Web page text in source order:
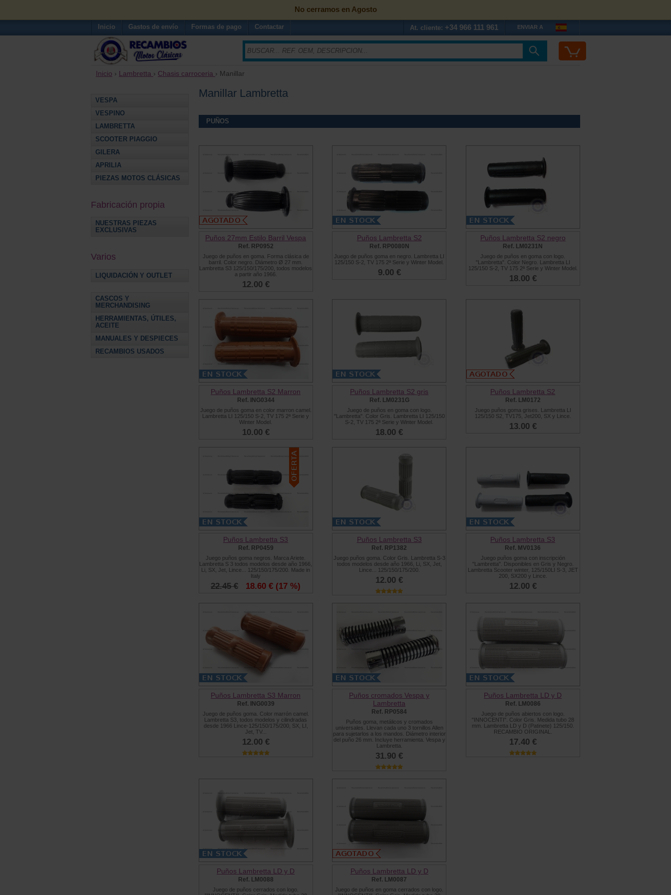
No cerramos en Agosto
Inicio Gastos de envío Formas de pago Contactar At. cliente: +34 966 111 961 ENVIAR A
Inicio › Lambretta › Chasis carroceria › Manillar
VESPA
VESPINO
LAMBRETTA
SCOOTER PIAGGIO
GILERA
APRILIA
PIEZAS MOTOS CLÁSICAS
Fabricación propia
NUESTRAS PIEZAS
EXCLUSIVAS
Varios
LIQUIDACIÓN Y OUTLET
CASCOS Y
MERCHANDISING
HERRAMIENTAS, ÚTILES,
ACEITE
MANUALES Y DESPIECES
RECAMBIOS USADOS
Manillar Lambretta
PUÑOS
Puños 27mm Estilo Barril Vespa
Ref. RP0952
Juego de puños en goma. Forma clásica de
barril. Color negro. Diámetro Ø 27 mm.
Lambretta S3 125/150/175/200, todos modelos
a partir año 1966.
12.00 €
Puños Lambretta S2
Ref. RP0080N
Juego de puños goma en negro. Lambretta LI
125/150 S-2, TV 175 2ª Serie y Winter Model.
9.00 €
Puños Lambretta S2 negro
Ref. LM0231N
Juego de puños en goma con logo.
"Lambretta". Color Negro. Lambretta LI
125/150 S-2, TV 175 2ª Serie y Winter Model.
18.00 €
Puños Lambretta S2 Marron
Ref. ING0344
Juego de puños goma en color marron camel.
Lambretta LI 125/150 S-2, TV 175 2ª Serie y
Winter Model.
10.00 €
Puños Lambretta S2 gris
Ref. LM0231G
Juego de puños en goma con logo.
"Lambretta". Color Gris. Lambretta LI 125/150
S-2, TV 175 2ª Serie y Winter Model.
18.00 €
Puños Lambretta S2
Ref. LM0172
Juego puños goma grises. Lambretta LI
125/150 S2, TV175, Jet200, SX y Lince.
13.00 €
Puños Lambretta S3
Ref. RP0459
Juego puños goma negros. Marca Ariete.
Lambretta S 3 todos modelos desde año 1966,
Li, SX, Jet, Lince... 125/150/175/200. Made in
Italy
22.45 € 18.60 € (17 %)
Puños Lambretta S3
Ref. RP1382
Juego puños goma. Color Gris. Lambretta S-3
todos modelos desde año 1966, Li, SX, Jet,
Lince... 125/150/175/200.
12.00 €
Puños Lambretta S3
Ref. MV0136
Juego puños goma con inscripción
"Lambretta". Disponibles en Gris y Negro.
Lambretta Scooter winter, 125/150LI S-3, JET
200, SX200 y Lince.
12.00 €
Puños Lambretta S3 Marron
Ref. ING0039
Juego de puños goma. Color marrón camel.
Lambretta S3, todos modelos y cilindradas
desde 1966 Lince-125/150/175/200, SX, LI,
Jet, TV...
12.00 €
Puños cromados Vespa y
Lambretta
Ref. RP0584
Puños goma, metálicos y cromados
universales. Llevan cada uno 3 tornillos Allen
para sujetarlos a los mandos. Diámetro interior
del puño 26 mm. Incluye herramienta. Vespa y
Lambretta.
31.90 €
Puños Lambretta LD y D
Ref. LM0086
Juego de puños abiertos con logo.
"INNOCENTI". Color Gris. Medida tubo 28
mm. Lambretta LD y D (Patinete) 125/150.
RECAMBIO ORIGINAL.
17.40 €
Puños Lambretta LD y D
Ref. LM0088
Juego de puños cerrados con logo.
Puños Lambretta LD y D
Ref. LM0087
Juego de puños en goma cerrados con logo.